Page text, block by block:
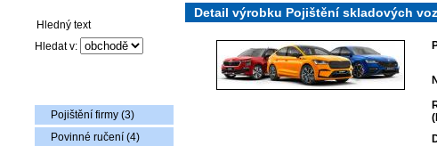
Hledat v:
Pojištění firmy (3)
Povinné ručení (4)
Detail výrobku Pojištění skladových